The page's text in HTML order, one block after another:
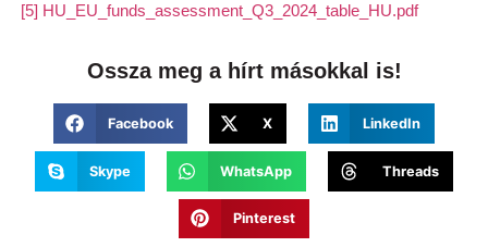
[5] HU_EU_funds_assessment_Q3_2024_table_HU.pdf
Ossza meg a hírt másokkal is!
Facebook X LinkedIn
Skype WhatsApp Threads
Pinterest